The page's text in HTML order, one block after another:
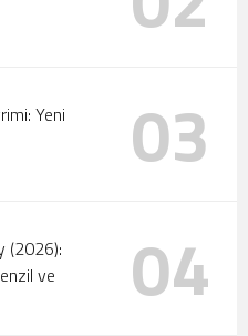
Yeni
03
(2026):
ve
04